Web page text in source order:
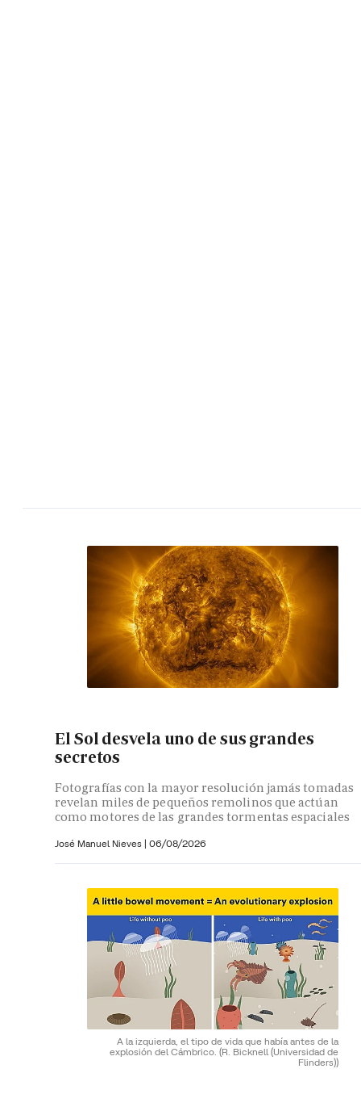
El Sol desvela uno de sus grandes
secretos
Fotografías con la mayor resolución jamás tomadas
revelan miles de pequeños remolinos que actúan
como motores de las grandes tormentas espaciales
José Manuel Nieves | 06/08/2026
A la izquierda, el tipo de vida que había antes de la
explosión del Cámbrico. (R. Bicknell (Universidad de
Flinders))